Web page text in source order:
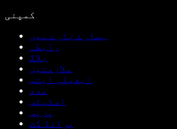
کمپنی
ہمارے بارے میں
رابطہ
بلاگ
ملازمتیں
ایفیلی ایٹس
مدد
اسٹیٹس
پریس
برانڈ کٹ